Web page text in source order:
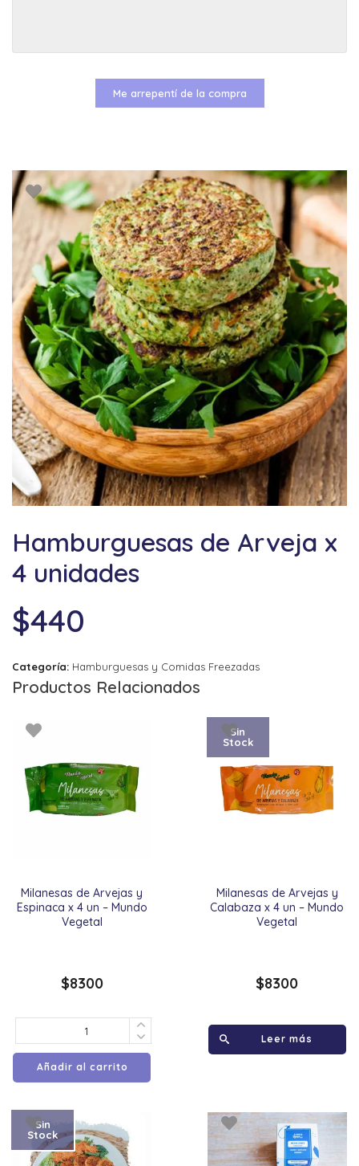
Hamburguesas de Arveja x
4 unidades
$440
Categoría: Hamburguesas y Comidas Freezadas
Productos Relacionados
Milanesas de Arvejas y
Espinaca x 4 un – Mundo
Vegetal
$8300
Añadir al carrito
Milanesas de Arvejas y
Calabaza x 4 un – Mundo
Vegetal
Sin
Stock
$8300
Leer más
Sin
Stock
Me arrepentí de la compra